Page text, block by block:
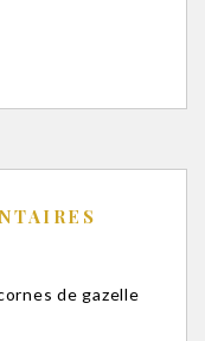
de gazelle